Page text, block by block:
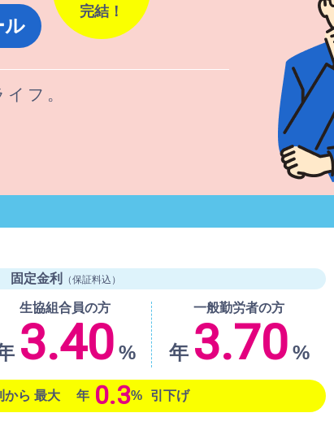
完結！
ル
フ。
固定金利 （保証料込）
生協組合員の方
3.40 %
一般勤労者の方
年 3.70 %
から 最大 年 0.3% 引下げ